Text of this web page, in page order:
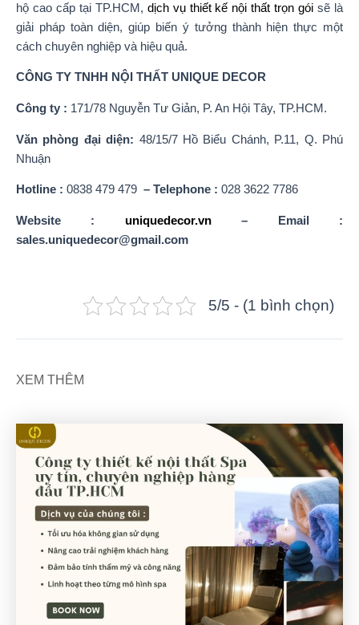
hộ cao cấp tại TP.HCM, dịch vụ thiết kế nội thất trọn gói sẽ là
giải pháp toàn diện, giúp biến ý tưởng thành hiện thực một
cách chuyên nghiệp và hiệu quả.
CÔNG TY TNHH NỘI THẤT UNIQUE DECOR
Công ty : 171/78 Nguyễn Tư Giản, P. An Hội Tây, TP.HCM.
Văn phòng đại diện: 48/15/7 Hồ Biểu Chánh, P.11, Q. Phú
Nhuận
Hotline : 0838 479 479 – Telephone : 028 3622 7786
Website : uniquedecor.vn– Email :
sales.uniquedecor@gmail.com
5/5 - (1 bình chọn)
XEM THÊM